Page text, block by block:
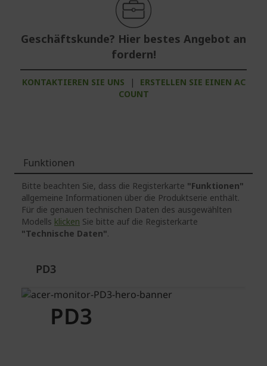
Geschäftskunde? Hier bestes Angebot an
fordern!
KONTAKTIEREN SIE UNS |
ERSTELLEN SIE EINEN AC
COUNT
Funktionen
Bitte beachten Sie, dass die Registerkarte "Funktionen"
allgemeine Informationen über die Produktserie enthält.
Für die genauen technischen Daten des ausgewählten
Modells klicken Sie bitte auf die Registerkarte
"Technische Daten".